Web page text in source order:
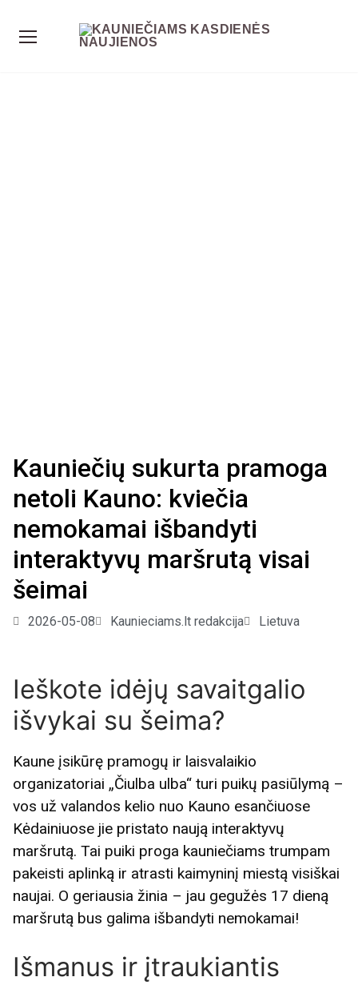
Kauniečių sukurta pramoga
netoli Kauno: kviečia
nemokamai išbandyti
interaktyvų maršrutą visai
šeimai
2026-05-08 Kaunieciams.lt redakcija Lietuva
Ieškote idėjų savaitgalio
išvykai su šeima?
Kaune įsikūrę pramogų ir laisvalaikio
organizatoriai „Čiulba ulba“ turi puikų pasiūlymą –
vos už valandos kelio nuo Kauno esančiuose
Kėdainiuose jie pristato naują interaktyvų
maršrutą. Tai puiki proga kauniečiams trumpam
pakeisti aplinką ir atrasti kaimyninį miestą visiškai
naujai. O geriausia žinia – jau gegužės 17 dieną
maršrutą bus galima išbandyti nemokamai!
Išmanus ir įtraukiantis